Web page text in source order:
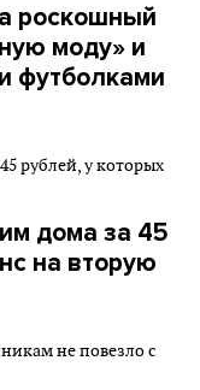
роскошный
моду» и
футболками
дома за 45
на вторую